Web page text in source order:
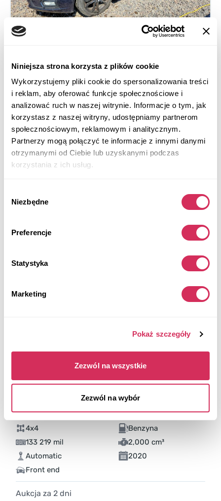
Niniejsza strona korzysta z plików cookie
Wykorzystujemy pliki cookie do spersonalizowania treści
i reklam, aby oferować funkcje społecznościowe i
analizować ruch w naszej witrynie. Informacje o tym, jak
korzystasz z naszej witryny, udostępniamy partnerom
społecznościowym, reklamowym i analitycznym.
Partnerzy mogą połączyć te informacje z innymi danymi
otrzymanymi od Ciebie lub uzyskanymi podczas
korzystania z ich usług.
zgody
Niezbędne
Preferencje
Statystyka
Marketing
Pokaż szczegóły
Zezwól na wszystkie
Zezwól na wybór
2020 FORD FUSION SE
Na przednie koła
Benzyna
79 732 mile
1,500 cm³
Automatic
2020
Front end
Aukcja za2 dni
Aktualna stawka:
4x4
Benzyna
133 219 mil
2,000 cm³
Automatic
2020
Front end
Aukcja za 2 dni